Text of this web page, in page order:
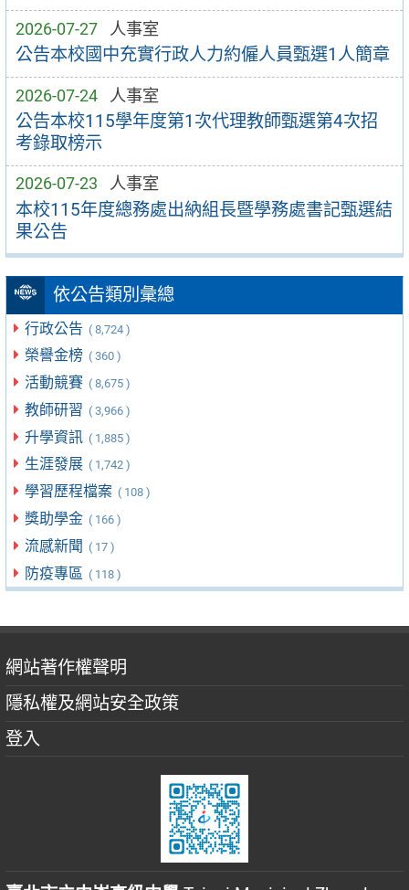
2026-07-27 人事室
公告本校國中充實行政人力約僱人員甄選1人簡章
2026-07-24 人事室
公告本校115學年度第1次代理教師甄選第4次招
考錄取榜示
2026-07-23 人事室
本校115年度總務處出納組長暨學務處書記甄選結
果公告
依公告類別彙總
行政公告 ( 8,724 )
榮譽金榜 ( 360 )
活動競賽 ( 8,675 )
教師研習 ( 3,966 )
升學資訊 ( 1,885 )
生涯發展 ( 1,742 )
學習歷程檔案 ( 108 )
獎助學金 ( 166 )
流感新聞 ( 17 )
防疫專區 ( 118 )
網站著作權聲明
隱私權及網站安全政策
登入